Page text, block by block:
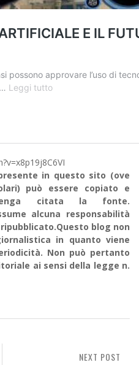
in questo sito (ove
può essere copiato e
citata la fonte.
alcuna responsabilità
blog non
in quanto viene
Non può pertanto
ai sensi della legge n.
NEXT POST